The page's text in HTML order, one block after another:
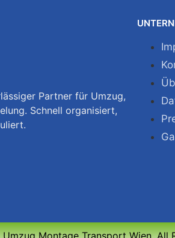
Partner für Umzug,
Schnell organisiert,